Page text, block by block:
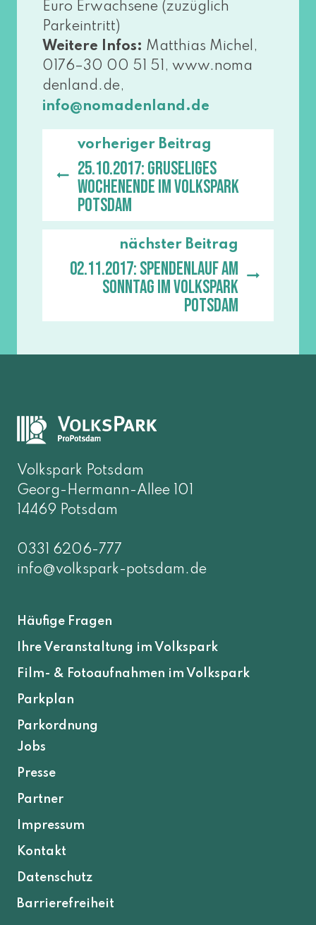
Euro Erwachsene (zuzüg­lich
Parkeintritt)
Weitere Infos: Matthias Michel,
0176–30 00 51 51, www​.noma​
den​land​.de,
info@​nomadenland.​de
vorheriger Beitrag
25.10.2017: Gruseliges
Wochenende im Volkspark
Potsdam
nächster Beitrag
02.11.2017: Spendenlauf am
Sonntag im Volkspark
Potsdam
Volkspark Potsdam
Georg-Hermann-Allee 101
14469 Potsdam
0331 6206-777
info@volkspark-potsdam.de
Häufige Fragen
Ihre Veranstaltung im Volkspark
Film- & Fotoaufnahmen im Volkspark
Parkplan
Parkordnung
Jobs
Presse
Partner
Impressum
Kontakt
Datenschutz
Barrierefreiheit